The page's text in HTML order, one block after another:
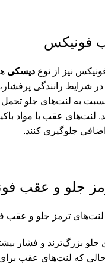
فونیکس
نیز از نوع دیسکی
در شرایط رانندگی
به لنت‌های جلو تحمل
لنت‌های عقب با مواد
جلوگیری کنند.
جلو و عقب
ترمز جلو و عقب
حالی که لنت‌های عقب